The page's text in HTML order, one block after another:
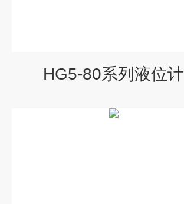
HG5-80系列液位计